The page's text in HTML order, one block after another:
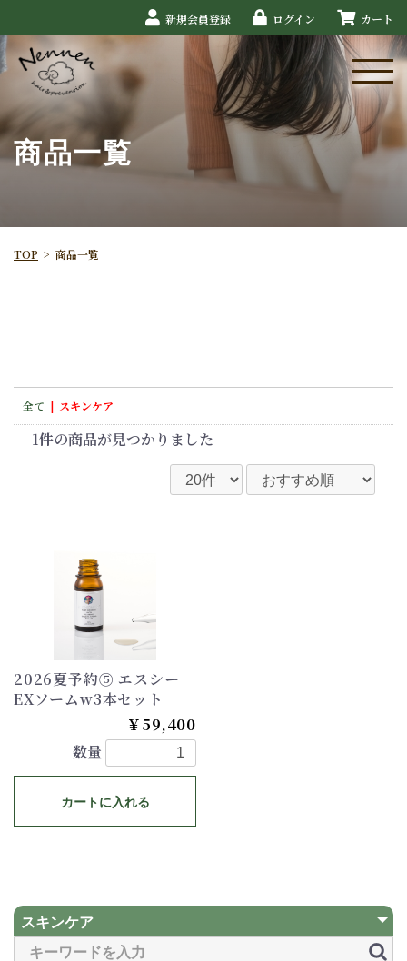
新規会員登録 ログイン カート
商品一覧
TOP > 商品一覧
全て | スキンケア
1件の商品が見つかりました
2026夏予約⑤ エスシー
EXソームw3本セット
￥59,400
数量
カートに入れる